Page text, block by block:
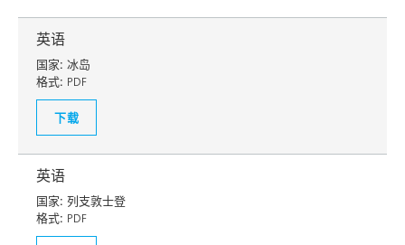
英语
国家: 冰岛
格式: PDF
下载
英语
国家: 列支敦士登
格式: PDF